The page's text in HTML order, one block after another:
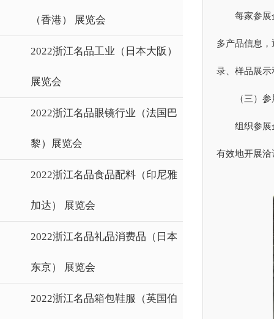
（香港） 展览会
2022浙江名品工业（日本大阪）
展览会
2022浙江名品眼镜行业（法国巴
黎）展览会
2022浙江名品食品配料（印尼雅
加达） 展览会
2022浙江名品礼品消费品（日本
东京） 展览会
2022浙江名品箱包鞋服（英国伯
每家参展
多产品信息
录、样品展
（三）
组织参展
有效地开展洽